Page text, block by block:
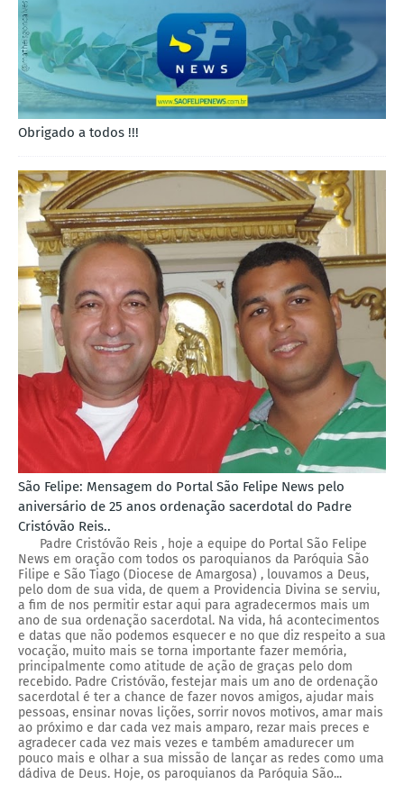
Obrigado a todos !!!
São Felipe: Mensagem do Portal São Felipe News pelo
aniversário de 25 anos ordenação sacerdotal do Padre
Cristóvão Reis..
Padre Cristóvão Reis , hoje a equipe do Portal São Felipe
News em oração com todos os paroquianos da Paróquia São
Filipe e São Tiago (Diocese de Amargosa) , louvamos a Deus,
pelo dom de sua vida, de quem a Providencia Divina se serviu,
a fim de nos permitir estar aqui para agradecermos mais um
ano de sua ordenação sacerdotal. Na vida, há acontecimentos
e datas que não podemos esquecer e no que diz respeito a sua
vocação, muito mais se torna importante fazer memória,
principalmente como atitude de ação de graças pelo dom
recebido. Padre Cristóvão, festejar mais um ano de ordenação
sacerdotal é ter a chance de fazer novos amigos, ajudar mais
pessoas, ensinar novas lições, sorrir novos motivos, amar mais
ao próximo e dar cada vez mais amparo, rezar mais preces e
agradecer cada vez mais vezes e também amadurecer um
pouco mais e olhar a sua missão de lançar as redes como uma
dádiva de Deus. Hoje, os paroquianos da Paróquia São...